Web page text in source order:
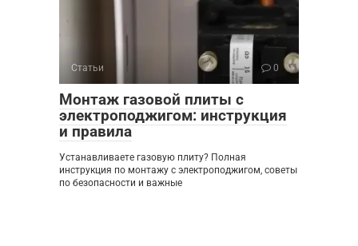
Статьи 0
Монтаж газовой плиты с
электроподжигом: инструкция
и правила
Устанавливаете газовую плиту? Полная
инструкция по монтажу с электроподжигом, советы
по безопасности и важные